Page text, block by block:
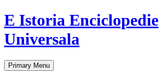
E Istoria Enciclopedie
Universala
Search
Primary Menu Skip
to